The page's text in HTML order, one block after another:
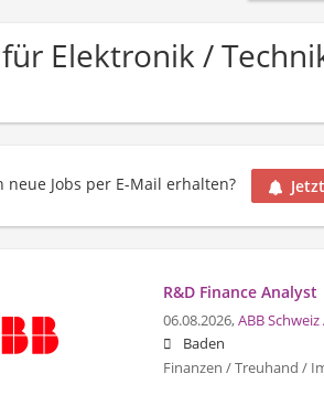
für Elektronik /
neue Jobs per E-Mail erhalten?
R&D Finance Analyst
06.08.2026,ABB Schweiz
Baden
Finanzen / Treuhand /